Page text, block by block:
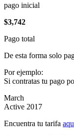
pago inicial
$3,742
Pago total
De esta forma solo
Por ejemplo:
Si contratas tu pago
March
Active 2017
Encuentra tu tarifa